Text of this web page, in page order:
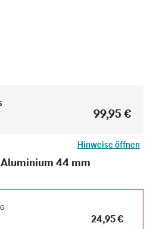
99,95 €
Hinweise öffnen
44 mm
24,95 €